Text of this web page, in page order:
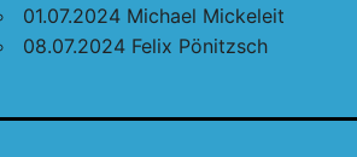
01.07.2024 Michael Mickeleit
08.07.2024 Felix Pönitzsch